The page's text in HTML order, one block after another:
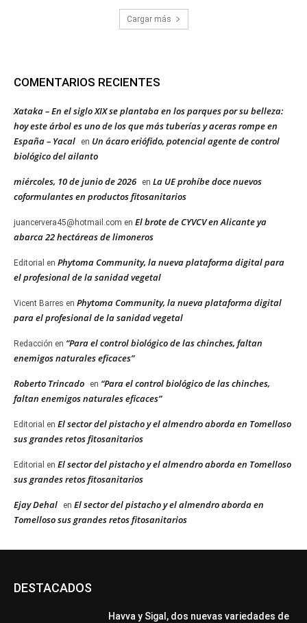
Cargar más
COMENTARIOS RECIENTES
Xataka – En el siglo XIX se plantaba en los parques por su belleza:
hoy este árbol es uno de los que más tuberías y aceras rompe en
España – Yacal
en Un ácaro eriófido, potencial agente de control
biológico del ailanto
miércoles, 10 de junio de 2026 en La UE prohíbe doce nuevos
coformulantes en productos fitosanitarios
juancervera45@hotmail.com en El brote de CYVCV en Alicante ya
abarca 22 hectáreas de limoneros
Editorial en Phytoma Community, la nueva plataforma digital para
el profesional de la sanidad vegetal
Vicent Barres en Phytoma Community, la nueva plataforma digital
para el profesional de la sanidad vegetal
Redacción en “Para el control biológico de las chinches, faltan
enemigos naturales eficaces”
Roberto Trincado en “Para el control biológico de las chinches,
faltan enemigos naturales eficaces”
Editorial en El sector del pistacho y el almendro aborda en Tomelloso
sus grandes retos fitosanitarios
Editorial en El sector del pistacho y el almendro aborda en Tomelloso
sus grandes retos fitosanitarios
Ejay Dehal en El sector del pistacho y el almendro aborda en
Tomelloso sus grandes retos fitosanitarios
DESTACADOS
Havva y Sigal, dos nuevas variedades de